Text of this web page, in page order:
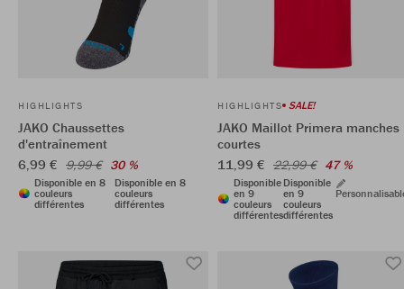
HIGHLIGHTS
JAKO Chaussettes
d'entraînement
6,99 € 9,99 € 30 %
Disponible en 8
couleurs
différentes
Disponible en 8
couleurs
différentes
HIGHLIGHTS SALE!
JAKO Maillot Primera manches
courtes
11,99 € 22,99 € 47 %
Disponible
en 9
couleurs
différentes
Disponible
en 9
couleurs
différentes